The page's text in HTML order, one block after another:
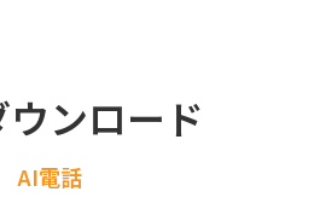
ンロード
AI電話